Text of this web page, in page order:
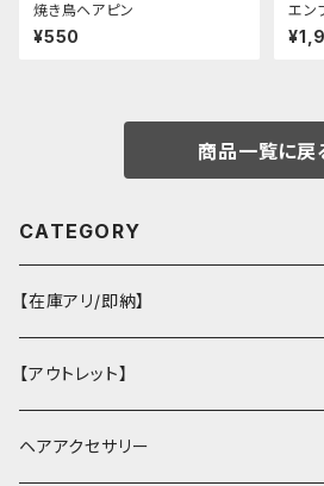
焼き鳥ヘアピン
¥550
エン
イ(グ
商品一覧に戻
CATEGORY
【在庫アリ/即納】
【アウトレット】
ヘアアクセサリー